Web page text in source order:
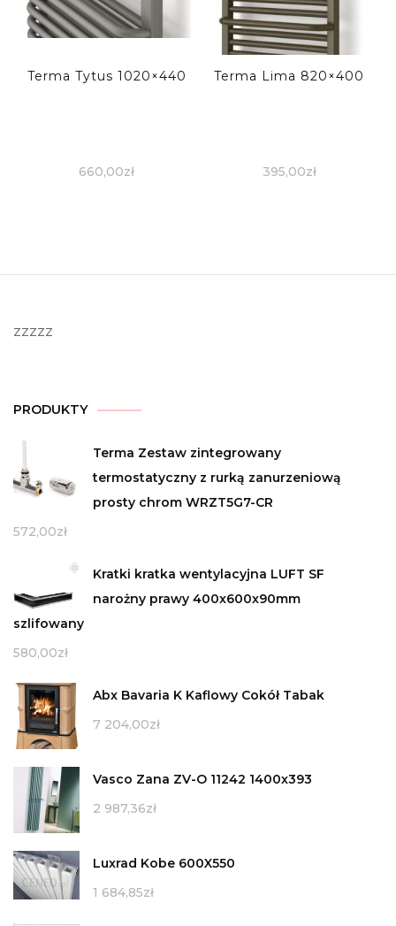
Terma Tytus 1020×440
660,00zł
Terma Lima 820×400
395,00zł
zzzzz
PRODUKTY
Terma Zestaw zintegrowany
termostatyczny z rurką zanurzeniową
prosty chrom WRZT5G7-CR
572,00zł
Kratki kratka wentylacyjna LUFT SF
narożny prawy 400x600x90mm
szlifowany
580,00zł
Abx Bavaria K Kaflowy Cokół Tabak
7 204,00zł
Vasco Zana ZV-O 11242 1400x393
2 987,36zł
Luxrad Kobe 600X550
1 684,85zł